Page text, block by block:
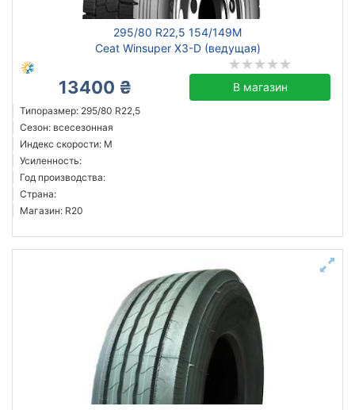
295/80 R22,5 154/149M
Ceat Winsuper X3-D (ведущая)
13400 ₴ В магазин
Типоразмер: 295/80 R22,5
Сезон: всесезонная
Индекс скорости: M
Усиленность:
Год производства:
Страна:
Магазин: R20